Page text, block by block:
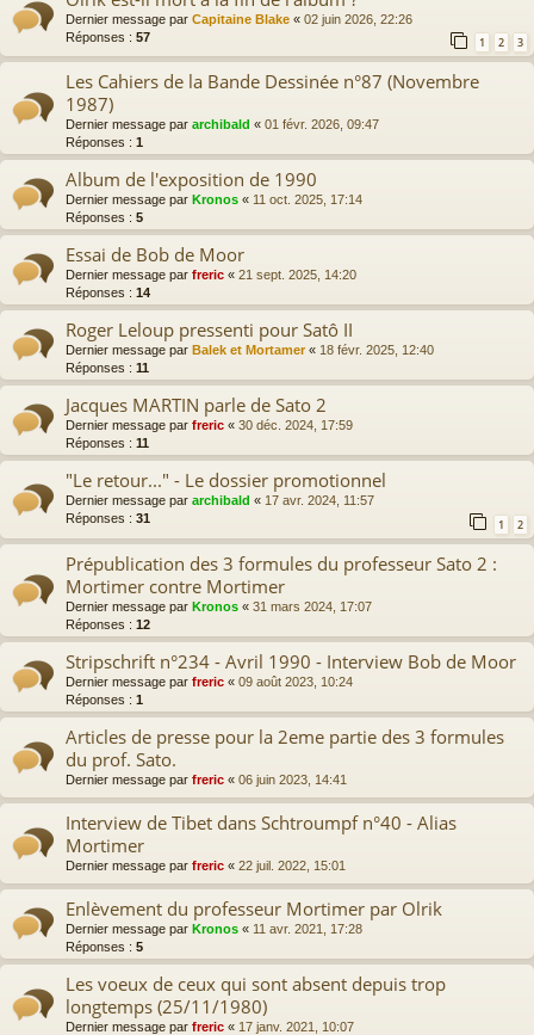
Dernier message par Capitaine Blake « 02 juin 2026, 22:26
Réponses : 57 1 2 3
Les Cahiers de la Bande Dessinée n°87 (Novembre
1987)
Dernier message par archibald « 01 févr. 2026, 09:47
Réponses : 1
Album de l'exposition de 1990
Dernier message par Kronos « 11 oct. 2025, 17:14
Réponses : 5
Essai de Bob de Moor
Dernier message par freric « 21 sept. 2025, 14:20
Réponses : 14
Roger Leloup pressenti pour Satô II
Dernier message par Balek et Mortamer« 18 févr. 2025, 12:40
Réponses : 11
Jacques MARTIN parle de Sato 2
Dernier message par freric « 30 déc. 2024, 17:59
Réponses : 11
"Le retour..." - Le dossier promotionnel
Dernier message par archibald « 17 avr. 2024, 11:57
Réponses : 31 1 2
Prépublication des 3 formules du professeur Sato 2 :
Mortimer contre Mortimer
Dernier message par Kronos « 31 mars 2024, 17:07
Réponses : 12
Stripschrift n°234 - Avril 1990 - Interview Bob de Moor
Dernier message par freric « 09 août 2023, 10:24
Réponses : 1
Articles de presse pour la 2eme partie des 3 formules
du prof. Sato.
Dernier message par freric « 06 juin 2023, 14:41
Interview de Tibet dans Schtroumpf n°40 - Alias
Mortimer
Dernier message par freric « 22 juil. 2022, 15:01
Enlèvement du professeur Mortimer par Olrik
Dernier message par Kronos « 11 avr. 2021, 17:28
Réponses : 5
Les voeux de ceux qui sont absent depuis trop
longtemps (25/11/1980)
Dernier message par freric « 17 janv. 2021, 10:07